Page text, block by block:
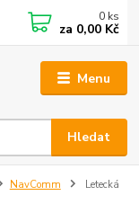
Menu
Hledat
0 ks
za 0,00 Kč
NavComm
Letecká